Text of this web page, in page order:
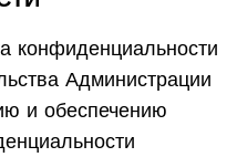
конфиденциальности
Администрации
и обеспечению